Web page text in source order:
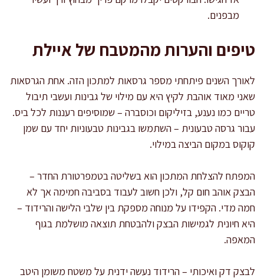
מבפנים.
טיפים והערות מהמטבח של איילת
לאורך השנים פיתחתי מספר גרסאות למתכון הזה. אחת הגרסאות
שאני מאוד אוהבת לקיץ היא עם מילוי של גבינות ועשבי תיבול
טריים כמו נענע, בזיליקום וכוסברה – שמוסיפים רעננות לכל ביס.
עבור גרסה טבעונית – השתמשו בגבינות טבעוניות יחד עם שמן
קוקוס במקום הביצה במילוי.
המפתח להצלחת המתכון הוא בשליטה בטמפרטורת החדר –
הבצק אוהב חום קל, ולכן חשוב לעבוד בסביבה חמימה אך לא
חמה מדי. הקפידו על מנוחה מספקת בין שלבי הלישה והרידוד –
היא חיונית לגמישות הבצק ולהבטחת תוצאה מושלמת בגוף
המאפה.
לבצק דק ואיכותי – הרידוד נעשה ידנית על משטח משומן היטב